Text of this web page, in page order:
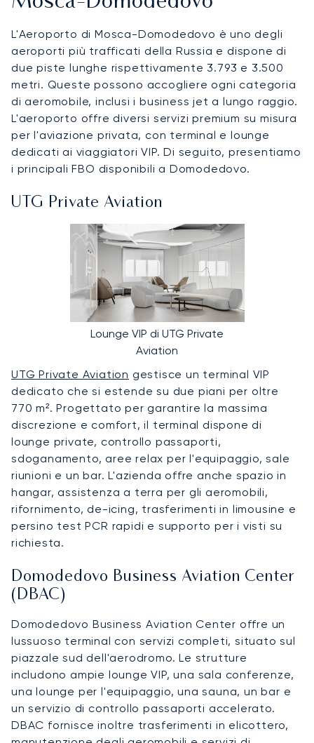
L'Aeroporto di Mosca-Domodedovo è uno degli
aeroporti più trafficati della Russia e dispone di
due piste lunghe rispettivamente 3.793 e 3.500
metri. Queste possono accogliere ogni categoria
di aeromobile, inclusi i business jet a lungo raggio.
L'aeroporto offre diversi servizi premium su misura
per l'aviazione privata, con terminal e lounge
dedicati ai viaggiatori VIP. Di seguito, presentiamo
i principali FBO disponibili a Domodedovo.
UTG Private Aviation
Lounge VIP di UTG Private
Aviation
UTG Private Aviation gestisce un terminal VIP
dedicato che si estende su due piani per oltre
770 m². Progettato per garantire la massima
discrezione e comfort, il terminal dispone di
lounge private, controllo passaporti,
sdoganamento, aree relax per l'equipaggio, sale
riunioni e un bar. L'azienda offre anche spazio in
hangar, assistenza a terra per gli aeromobili,
rifornimento, de-icing, trasferimenti in limousine e
persino test PCR rapidi e supporto per i visti su
richiesta.
Domodedovo Business Aviation Center
(DBAC)
Domodedovo Business Aviation Center offre un
lussuoso terminal con servizi completi, situato sul
piazzale sud dell'aerodromo. Le strutture
includono ampie lounge VIP, una sala conferenze,
una lounge per l'equipaggio, una sauna, un bar e
un servizio di controllo passaporti accelerato.
DBAC fornisce inoltre trasferimenti in elicottero,